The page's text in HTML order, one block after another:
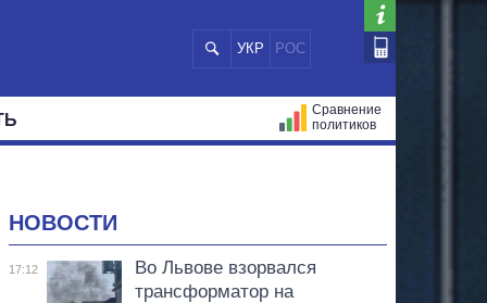
УКР РОС
Сравнение
политиков
НОВОСТИ
17:12
Во Львове взорвался
трансформатор на